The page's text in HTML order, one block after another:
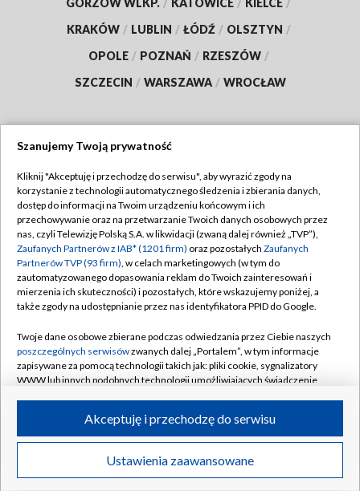
GORZÓW WLKP. / KATOWICE / KIELCE /
KRAKÓW / LUBLIN / ŁÓDŹ / OLSZTYN /
OPOLE / POZNAŃ / RZESZÓW /
SZCZECIN / WARSZAWA / WROCŁAW
TVP
Abonament TVP
Emisja w TVP
Centrum informacji TVP
Naziemna Telewizja Cyfrowa
Rada Programowa
System NOS
Informacje o nadawcy
Program dla prasy
Ogłoszenie przetargowe
Regulamin TVP
Polityka prywatności
Moje zgody
Pomoc
Kontakt
Kanały
©2026 Telewizja Polska S.A. w likwidacji
Szanujemy Twoją prywatność
Kliknij "Akceptuję i przechodzę do serwisu", aby wyrazić zgody na
korzystanie z technologii automatycznego śledzenia i zbierania danych,
dostęp do informacji na Twoim urządzeniu końcowym i ich
przechowywanie oraz na przetwarzanie Twoich danych osobowych przez
nas, czyli Telewizję Polską S.A. w likwidacji (zwaną dalej również „TVP”),
Zaufanych Partnerów z IAB* (1201 firm) oraz pozostałych Zaufanych
Partnerów TVP (93 firm), w celach marketingowych (w tym do
zautomatyzowanego dopasowania reklam do Twoich zainteresowań i
mierzenia ich skuteczności) i pozostałych, które wskazujemy poniżej, a
także zgody na udostępnianie przez nas identyfikatora PPID do Google.
Twoje dane osobowe zbierane podczas odwiedzania przez Ciebie naszych
poszczególnych serwisówzwanych dalej „Portalem”, w tym informacje
zapisywane za pomocą technologii takich jak: pliki cookie, sygnalizatory
WWW lub innych podobnych technologii umożliwiających świadczenie
ruchu w Internecie.
Twoje dane osobowe zbierane podczas odwiedzania przez Ciebie
poszczególnych serwisówna Portalu, takie jak adresy IP, identyfikatory
Ustawienia zaawansowane
Akceptuję i przechodzę do serwisu